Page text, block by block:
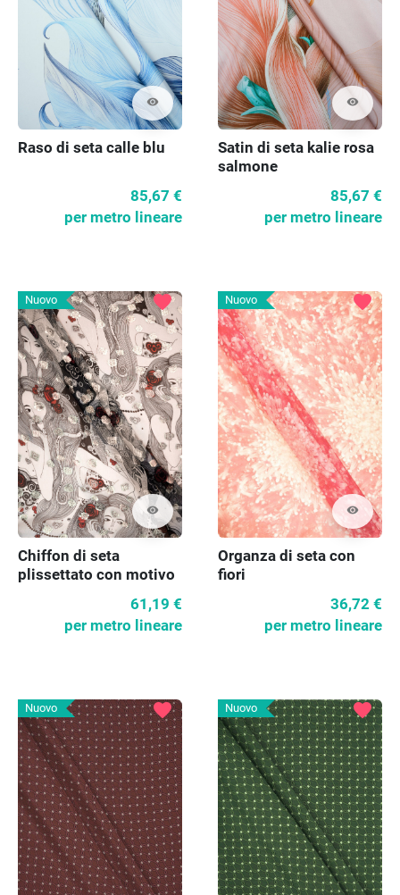
visibility
Raso di seta calle blu
85,67 €
per metro lineare
visibility
Satin di seta kalie rosa
salmone
85,67 €
per metro lineare
Nuovo
visibility
favorite
Chiffon di seta
plissettato con motivo
61,19 €
per metro lineare
Nuovo
visibility
favorite
Organza di seta con
fiori
36,72 €
per metro lineare
Nuovo favorite Nuovo favorite